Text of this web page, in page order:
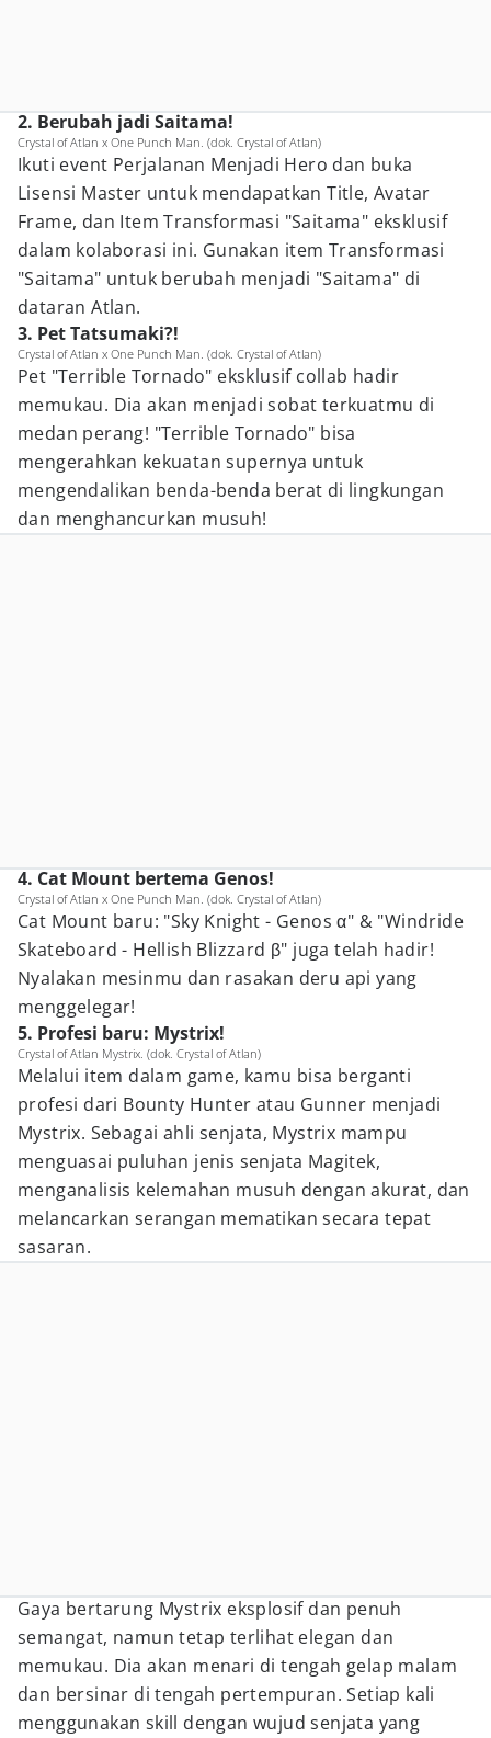
2. Berubah jadi Saitama!
Crystal of Atlan x One Punch Man. (dok. Crystal of Atlan)
Ikuti event Perjalanan Menjadi Hero dan buka
Lisensi Master untuk mendapatkan Title, Avatar
Frame, dan Item Transformasi "Saitama" eksklusif
dalam kolaborasi ini. Gunakan item Transformasi
"Saitama" untuk berubah menjadi "Saitama" di
dataran Atlan.
3. Pet Tatsumaki?!
Crystal of Atlan x One Punch Man. (dok. Crystal of Atlan)
Pet "Terrible Tornado" eksklusif collab hadir
memukau. Dia akan menjadi sobat terkuatmu di
medan perang! "Terrible Tornado" bisa
mengerahkan kekuatan supernya untuk
mengendalikan benda-benda berat di lingkungan
dan menghancurkan musuh!
4. Cat Mount bertema Genos!
Crystal of Atlan x One Punch Man. (dok. Crystal of Atlan)
Cat Mount baru: "Sky Knight - Genos α" & "Windride
Skateboard - Hellish Blizzard β" juga telah hadir!
Nyalakan mesinmu dan rasakan deru api yang
menggelegar!
5. Profesi baru: Mystrix!
Crystal of Atlan Mystrix. (dok. Crystal of Atlan)
Melalui item dalam game, kamu bisa berganti
profesi dari Bounty Hunter atau Gunner menjadi
Mystrix. Sebagai ahli senjata, Mystrix mampu
menguasai puluhan jenis senjata Magitek,
menganalisis kelemahan musuh dengan akurat, dan
melancarkan serangan mematikan secara tepat
sasaran.
Gaya bertarung Mystrix eksplosif dan penuh
semangat, namun tetap terlihat elegan dan
memukau. Dia akan menari di tengah gelap malam
dan bersinar di tengah pertempuran. Setiap kali
menggunakan skill dengan wujud senjata yang